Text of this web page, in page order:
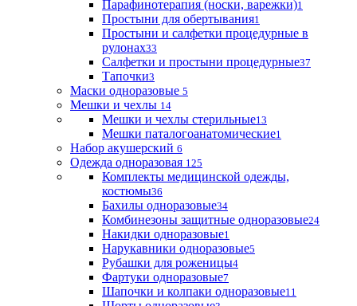
Парафинотерапия (носки, варежки)1
Простыни для обертывания1
Простыни и салфетки процедурные в
рулонах33
Салфетки и простыни процедурные37
Тапочки3
Маски одноразовые 5
Мешки и чехлы 14
Мешки и чехлы стерильные13
Мешки паталогоанатомические1
Набор акушерский 6
Одежда одноразовая 125
Комплекты медицинской одежды,
костюмы36
Бахилы одноразовые34
Комбинезоны защитные одноразовые24
Накидки одноразовые1
Нарукавники одноразовые5
Рубашки для роженицы4
Фартуки одноразовые7
Шапочки и колпаки одноразовые11